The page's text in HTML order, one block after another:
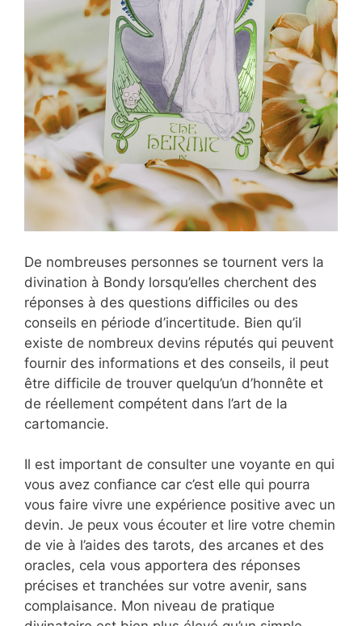
De nombreuses personnes se tournent vers la
divination à Bondy lorsqu’elles cherchent des
réponses à des questions difficiles ou des
conseils en période d’incertitude. Bien qu’il
existe de nombreux devins réputés qui peuvent
fournir des informations et des conseils, il peut
être difficile de trouver quelqu’un d’honnête et
de réellement compétent dans l’art de la
cartomancie.
Il est important de consulter une voyante en qui
vous avez confiance car c’est elle qui pourra
vous faire vivre une expérience positive avec un
devin. Je peux vous écouter et lire votre chemin
de vie à l’aides des tarots, des arcanes et des
oracles, cela vous apportera des réponses
précises et tranchées sur votre avenir, sans
complaisance. Mon niveau de pratique